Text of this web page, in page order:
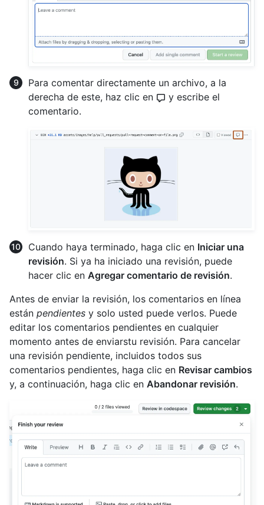
Para comentar directamente un archivo, a la
derecha de este, haz clic en
y escribe el
comentario.
Cuando haya terminado, haga clic en Iniciar una
revisión. Si ya ha iniciado una revisión, puede
hacer clic en Agregar comentario de revisión.
Antes de enviar la revisión, los comentarios en línea
están pendientes y solo usted puede verlos. Puede
editar los comentarios pendientes en cualquier
momento antes de enviarstu revisión. Para cancelar
una revisión pendiente, incluidos todos sus
comentarios pendientes, haga clic en Revisar cambios
y, a continuación, haga clic en Abandonar revisión.